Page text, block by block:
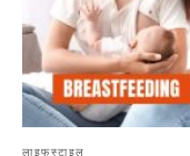
लाइफस्टाइल